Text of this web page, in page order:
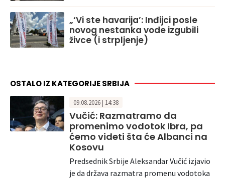
„‘Vi ste havarija’: Inđijci posle
novog nestanka vode izgubili
živce (i strpljenje)
OSTALO IZ KATEGORIJE SRBIJA
09.08.2026 | 14:38
Vučić: Razmatramo da
promenimo vodotok Ibra, pa
ćemo videti šta će Albanci na
Kosovu
Predsednik Srbije Aleksandar Vučić izjavio
je da država razmatra promenu vodotoka